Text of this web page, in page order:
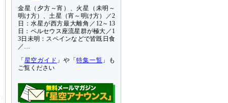
金星（夕方～宵）、火星（未明～
明け方）、土星（宵～明け方）／2
日：水星が西方最大離角／12～13
日：ペルセウス座流星群が極大／1
3日未明：スペインなどで皆既日食
／…
「 星空ガイド 」や「特集一覧 」も
ご覧ください